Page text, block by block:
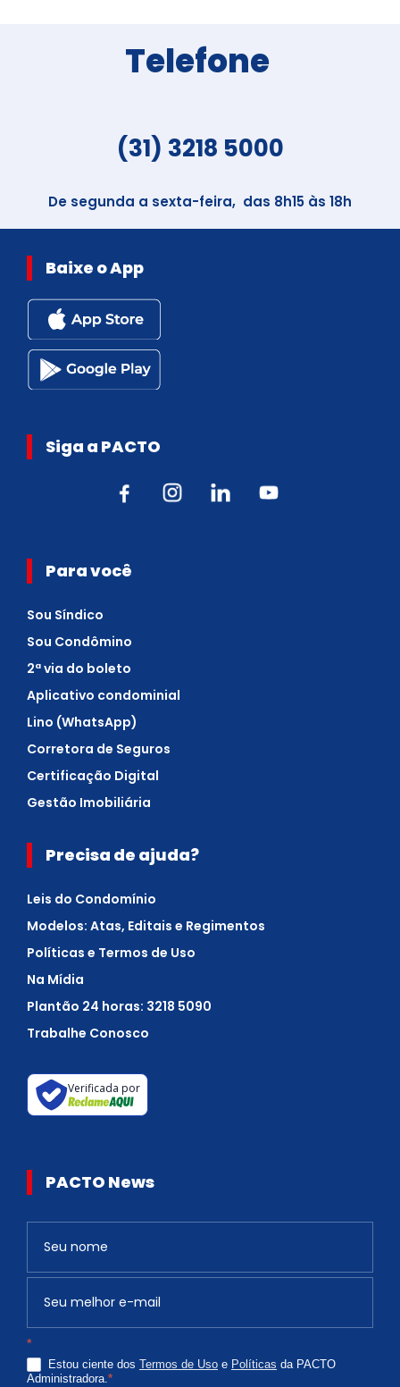
Telefone
(31) 3218 5000
De segunda a sexta-feira, das 8h15 às 18h
Baixe o App
Siga a PACTO
Para você
Sou Síndico
Sou Condômino
2ª via do boleto
Aplicativo condominial
Lino (WhatsApp)
Corretora de Seguros
Certificação Digital
Gestão Imobiliária
Precisa de ajuda?
Leis do Condomínio
Modelos: Atas, Editais e Regimentos
Políticas e Termos de Uso
Na Mídia
Plantão 24 horas: 3218 5090
Trabalhe Conosco
Verificada por
PACTO News
*
Estou ciente dos Termos de Uso e Políticas da PACTO
Administradora.*
v
ê